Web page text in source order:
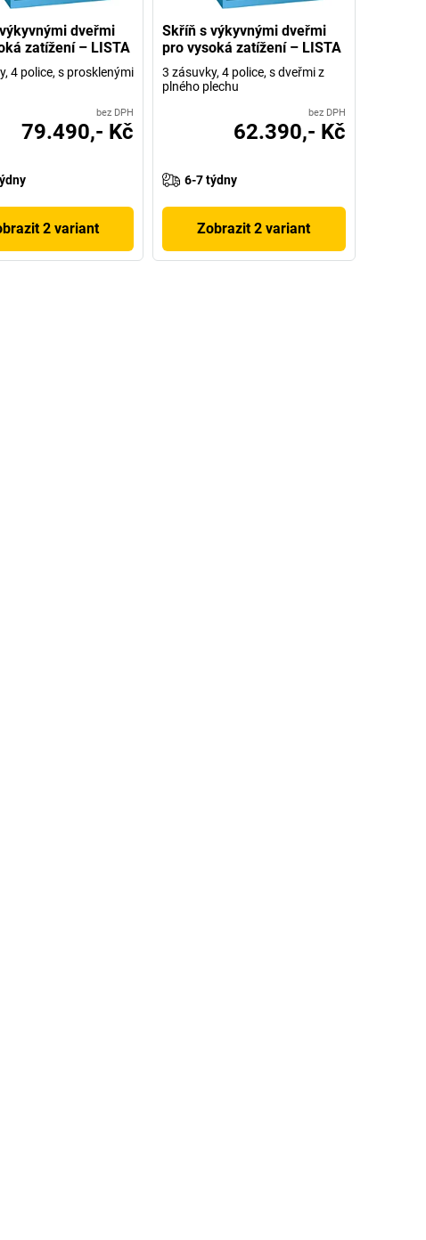
dveřmi
zatížení – LISTA
4 police, s prosklenými
bez DPH
79.490,- Kč
2 variant
Skříň s výkyvnými dveřmi
pro vysoká zatížení – LISTA
3 zásuvky, 4 police, s dveřmi z
plného plechu
bez DPH
62.390,- Kč
6-7 týdny
Zobrazit 2 variant